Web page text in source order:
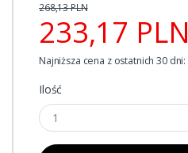
233,17 PLN
268,13 PLN
Najniższa cena z ostatnich 30 dni:
Ilość